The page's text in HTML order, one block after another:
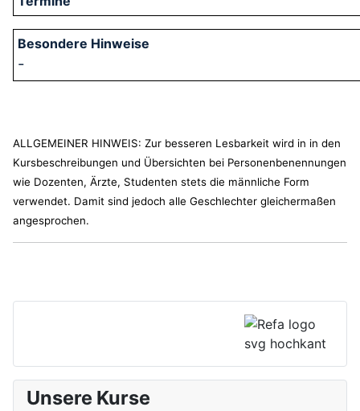
-
ALLGEMEINER HINWEIS: Zur besseren Lesbarkeit wird in in den
Kursbeschreibungen und Übersichten bei Personenbenennungen
wie Dozenten, Ärzte, Studenten stets die männliche Form
verwendet. Damit sind jedoch alle Geschlechter gleichermaßen
angesprochen.
Unsere Kurse